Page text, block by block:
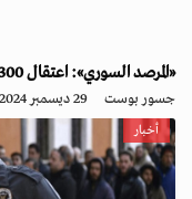
«المرصد السوري»: اعتقال 300 شخص بينهم عسكريون في حملة أمنية واسعة
جسور بوست 29 ديسمبر 2024 - 19:57
أخبار